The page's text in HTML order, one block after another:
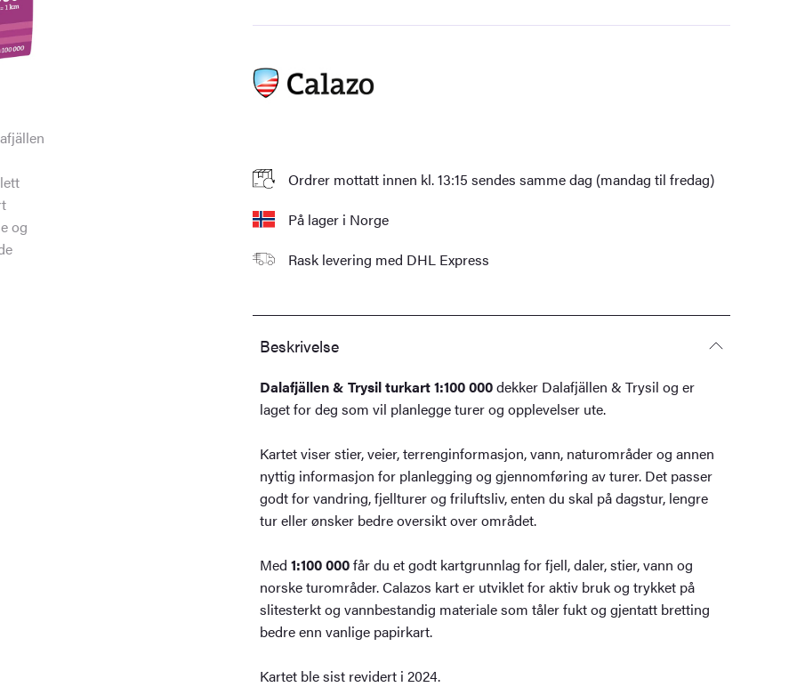
Ordrer mottatt innen kl. 13:15 sendes samme dag (mandag til fredag)
På lager i Norge
Rask levering med DHL Express
Beskrivelse
Dalafjällen & Trysil turkart 1:100 000dekker Dalafjällen & Trysil og er
laget for deg som vil planlegge turer og opplevelser ute.
Kartet viser stier, veier, terrenginformasjon, vann, naturområder og annen
nyttig informasjon for planlegging og gjennomføring av turer. Det passer
godt for vandring, fjellturer og friluftsliv, enten du skal på dagstur, lengre
tur eller ønsker bedre oversikt over området.
Med 1:100 000får du et godt kartgrunnlag for fjell, daler, stier, vann og
norske turområder. Calazos kart er utviklet for aktiv bruk og trykket på
slitesterkt og vannbestandig materiale som tåler fukt og gjentatt bretting
bedre enn vanlige papirkart.
Kartet ble sist revidert i 2024.